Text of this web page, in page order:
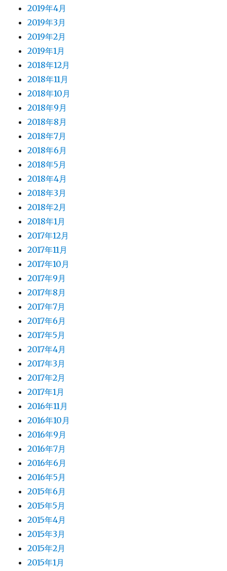
2019年4月
2019年3月
2019年2月
2019年1月
2018年12月
2018年11月
2018年10月
2018年9月
2018年8月
2018年7月
2018年6月
2018年5月
2018年4月
2018年3月
2018年2月
2018年1月
2017年12月
2017年11月
2017年10月
2017年9月
2017年8月
2017年7月
2017年6月
2017年5月
2017年4月
2017年3月
2017年2月
2017年1月
2016年11月
2016年10月
2016年9月
2016年7月
2016年6月
2016年5月
2015年6月
2015年5月
2015年4月
2015年3月
2015年2月
2015年1月